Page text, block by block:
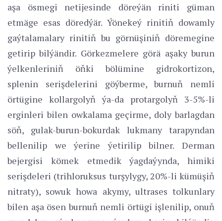
aşa ösmegi netijesinde döreýän riniti güman
etmäge esas döredýär. Ýönekeý rinitiň dowamly
gaýtalamalary rinitiň bu görnüşiniň döremegine
getirip bilýändir. Görkezmelere görä aşaky burun
ýelkenleriniň öňki bölümine gidrokortizon,
splenin serişdelerini göýberme, burnuň nemli
örtügine kollargolyň ýa-da protargolyň 3-5%-li
erginleri bilen owkalama geçirme, doly barlagdan
söň, gulak-burun-bokurdak lukmany tarapyndan
bellenilip we ýerine ýetirilip bilner. Derman
bejergisi kömek etmedik ýagdaýynda, himiki
serişdeleri (trihloruksus turşylygy, 20%-li kümüşiň
nitraty), sowuk howa akymy, ultrases tolkunlary
bilen aşa ösen burnuň nemli örtügi işlenilip, onuň